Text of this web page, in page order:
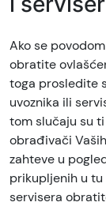
Ako se
obratite
toga prosledite
uvoznika ili
tom slučaju su
obrađivači
zahteve u
prikupljenih u tu
servisera